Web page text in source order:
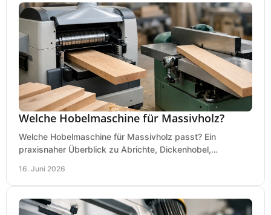
Welche Hobelmaschine für Massivholz?
Welche Hobelmaschine für Massivholz passt? Ein
praxisnaher Überblick zu Abrichte, Dickenhobel,
16. Juni 2026